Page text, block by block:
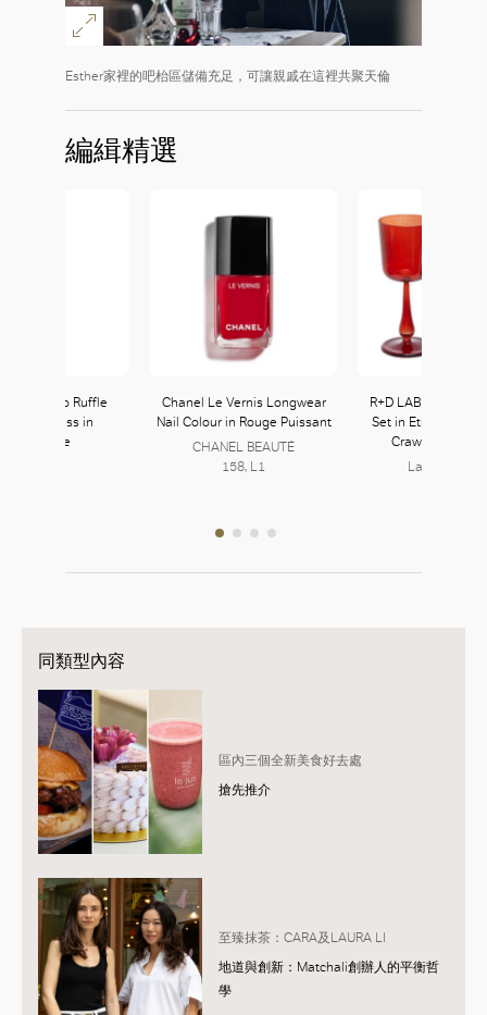
Esther家裡的吧枱區儲備充足，可讓親戚在這裡共聚天倫
編緝精選
Kimono Ruffle
Dress in
Ultramarine
Chanel Le Vernis Longwear
Nail Colour in Rouge Puissant
CHANEL BEAUTÉ
158, L1
R+D LAB Luisa
Set in Etruscan
Crawford
Lane
同類型內容
區內三個全新美食好去處
搶先推介
至臻抹茶：CARA及LAURA LI
地道與創新：Matchali創辦人的平衡哲
學